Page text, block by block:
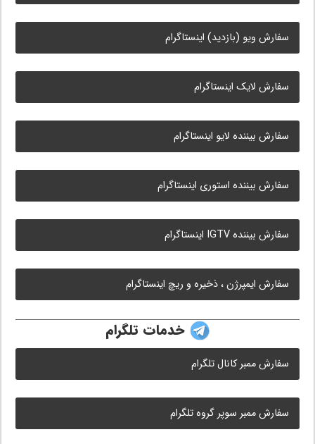
سفارش ویو (بازدید) اینستاگرام
سفارش لایک اینستاگرام
سفارش بیننده لایو اینستاگرام
سفارش بیننده استوری اینستاگرام
سفارش بیننده IGTV اینستاگرام
سفارش ایمپرژن ، ذخیره و ریچ اینستاگرام
خدمات تلگرام
سفارش ممبر کانال تلگرام
سفارش ممبر سوپر گروه تلگرام